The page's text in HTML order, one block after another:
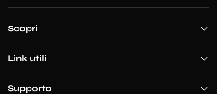
Scopri
Link utili
Supporto